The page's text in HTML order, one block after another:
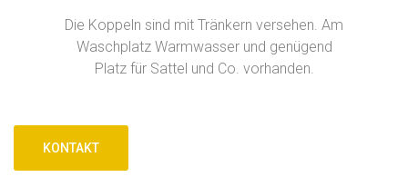
Die Koppeln sind mit Tränkern versehen. Am
Waschplatz Warmwasser und genügend
Platz für Sattel und Co. vorhanden.
KONTAKT